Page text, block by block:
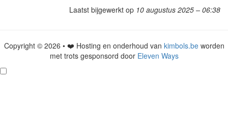
Laatst bijgewerkt op 10 augustus 2025 – 06:38
Copyright © 2026 • ❤️ Hosting en onderhoud van kimbols.beworden
met trots gesponsord door Eleven Ways